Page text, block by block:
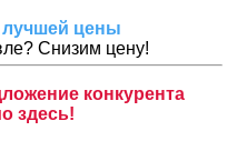
лучшей цены
Снизим цену!
конкурента
здесь!